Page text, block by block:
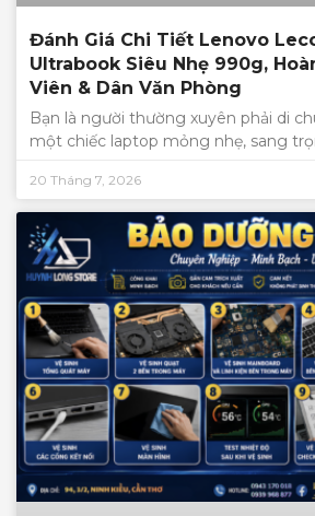
Đánh Giá Chi Tiết Lenovo
Ultrabook Siêu Nhẹ 990g,
Viên & Dân Văn Phòng
Bạn là người thường xuyên phải di
một chiếc laptop mỏng nhẹ, sang
20 Tháng 7, 2026